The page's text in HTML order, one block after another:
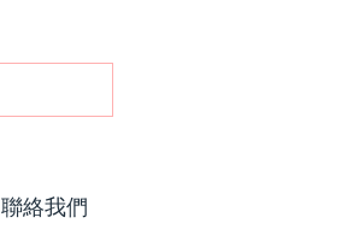
聯絡我們